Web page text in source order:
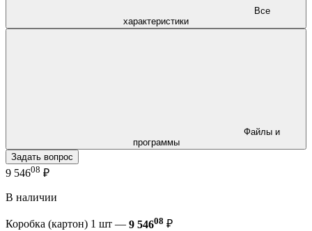
характеристики
программы
Задать вопрос
9 54608 ₽
В наличии
Коробка (картон) 1 шт — 9 54608 ₽